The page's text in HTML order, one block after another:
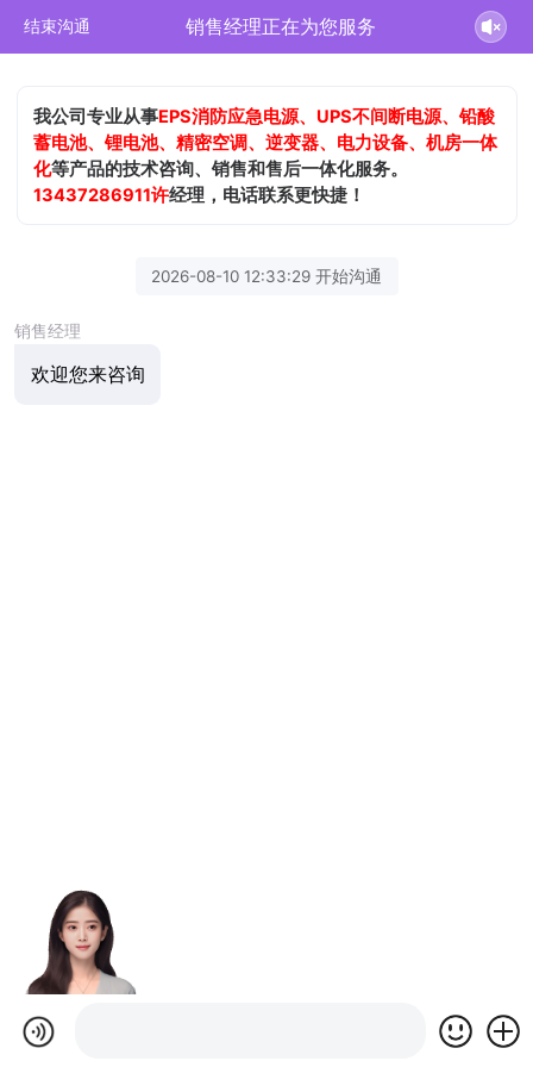
结束沟通 销售经理正在为您服务
我公司专业从事EPS消防应急电源、UPS不间断电源、铅酸
蓄电池、锂电池、精密空调、逆变器、电力设备、机房一体
化等产品的技术咨询、销售和售后一体化服务。
13437286911许经理，电话联系更快捷！
2026-08-10 12:33:29 开始沟通
销售经理
欢迎您来咨询